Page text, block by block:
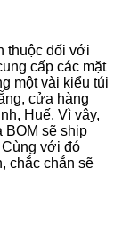
thuộc đối với
cấp các mặt
một vài kiểu túi
cửa hàng
Huế. Vì vậy,
BOM sẽ ship
Cùng với đó
chắc chắn sẽ